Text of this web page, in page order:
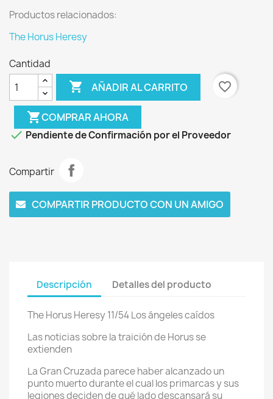
Productos relacionados:
The Horus Heresy
Cantidad
 AÑADIR AL CARRITO favorite_border
shopping_cartCOMPRAR AHORA
 Pendiente de Confirmación por el Proveedor
Compartir
COMPARTIR PRODUCTO CON UN AMIGO
Descripción Detalles del producto
The Horus Heresy 11/54 Los ángeles caídos
Las noticias sobre la traición de Horus se
extienden
La Gran Cruzada parece haber alcanzado un
punto muerto durante el cual los primarcas y sus
legiones deciden de qué lado descansará su